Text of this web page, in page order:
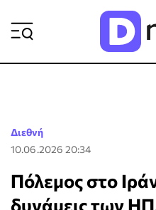
Διεθνή
10.06.2026 20:34
Πόλεμος στο
δυνάμεις των